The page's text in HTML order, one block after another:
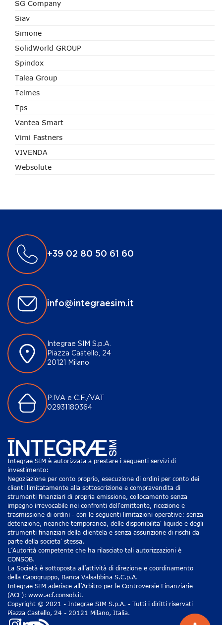
SG Company
Siav
Simone
SolidWorld GROUP
Spindox
Talea Group
Telmes
Tps
Vantea Smart
Vimi Fastners
VIVENDA
Websolute
+39 02 80 50 61 60
info@integraesim.it
Integrae SIM S.p.A.
Piazza Castello, 24
20121 Milano
P.IVA e C.F./VAT
02931180364
Integrae SIM è autorizzata a prestare i seguenti servizi di
investimento:
Negoziazione per conto proprio, esecuzione di ordini per conto dei
clienti limitatamente alla sottoscrizione e compravendita di
strumenti finanziari di propria emissione, collocamento senza
impegno irrevocabile nei confronti dell'emittente, ricezione e
trasmissione di ordini - con le seguenti limitazioni operative: senza
detenzione, neanche temporanea, delle disponibilita' liquide e degli
strumenti finanziari della clientela e senza assunzione di rischi da
parte della societa' stessa.
L’Autorità competente che ha rilasciato tali autorizzazioni è
CONSOB.
La Società è sottoposta all’attività di direzione e coordinamento
della Capogruppo, Banca Valsabbina S.C.p.A.
Integrae SIM aderisce all’Arbitro per le Controversie Finanziarie
(ACF): www.acf.consob.it.
Copyright © 2021 - Integrae SIM S.p.A. - Tutti i diritti riservati
Piazza Castello, 24 - 20121 Milano, Italia.